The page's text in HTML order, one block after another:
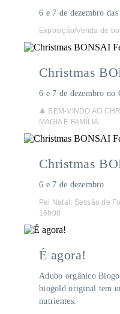
6 e 7 de dezembro
Exposição/Venda de
Christmas
6 e 7 de dezembro no
🎄 BEM-VINDO AO
MAGIA E FAMÍLIA
Christmas
6 e 7 de dezembro
Pai Natal: Sessão de
16h00
É agora!
Adubo orgânico
biogold original tem
nutrientes.